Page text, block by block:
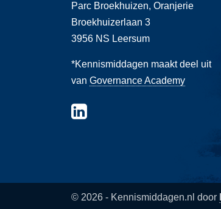
Parc Broekhuizen, Oranjerie
Broekhuizerlaan 3
3956 NS Leersum
*Kennismiddagen maakt deel uit
van Governance Academy
© 2026 - Kennismiddagen.nl door